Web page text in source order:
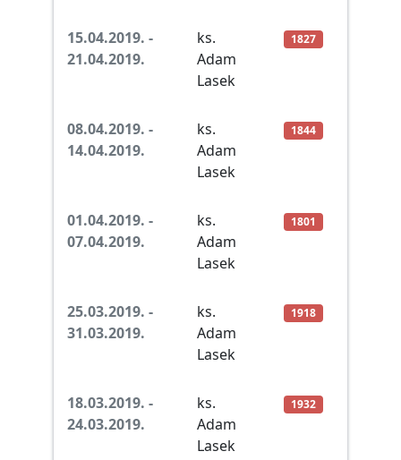
15.04.2019. -
21.04.2019.
ks.
Adam
Lasek
1827
08.04.2019. -
14.04.2019.
ks.
Adam
Lasek
1844
01.04.2019. -
07.04.2019.
ks.
Adam
Lasek
1801
25.03.2019. -
31.03.2019.
ks.
Adam
Lasek
1918
18.03.2019. -
24.03.2019.
ks.
Adam
Lasek
1932